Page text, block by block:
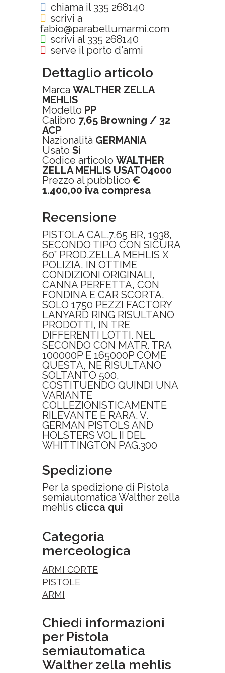
chiama il 335 268140
scrivi a
fabio@parabellumarmi.com
scrivi al 335 268140
serve il porto d'armi
Dettaglio articolo
Marca WALTHER ZELLA
MEHLIS
Modello PP
Calibro 7,65 Browning / 32
ACP
Nazionalità GERMANIA
Usato Si
Codice articolo WALTHER
ZELLA MEHLIS USATO4000
Prezzo al pubblico €
1.400,00 iva compresa
Recensione
PISTOLA CAL.7,65 BR, 1938,
SECONDO TIPO CON SICURA
60° PROD.ZELLA MEHLIS X
POLIZIA, IN OTTIME
CONDIZIONI ORIGINALI,
CANNA PERFETTA, CON
FONDINA E CAR SCORTA.
SOLO 1750 PEZZI FACTORY
LANYARD RING RISULTANO
PRODOTTI, IN TRE
DIFFERENTI LOTTI. NEL
SECONDO CON MATR. TRA
100000P E 165000P COME
QUESTA, NE RISULTANO
SOLTANTO 500,
COSTITUENDO QUINDI UNA
VARIANTE
COLLEZIONISTICAMENTE
RILEVANTE E RARA. V.
GERMAN PISTOLS AND
HOLSTERS VOL II DEL
WHITTINGTON PAG.300
Spedizione
Per la spedizione di Pistola
semiautomatica Walther zella
mehlis clicca qui
Categoria
merceologica
ARMI CORTE
PISTOLE
ARMI
Chiedi informazioni
per Pistola
semiautomatica
Walther zella mehlis